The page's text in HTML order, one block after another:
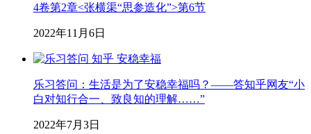
4卷第2章<张横渠“思参造化”>第6节
2022年11月6日
乐习答问：生活是为了安稳幸福吗？——答知乎网友“小
白对知行合一、致良知的理解……”
2022年7月3日